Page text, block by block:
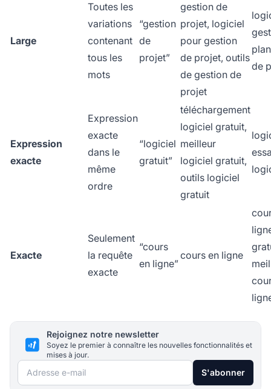
Large
Toutes les
variations
contenant
tous les
mots
“gestion
de
projet”
gestion de
projet, logiciel
pour gestion
de projet, outils
de gestion de
projet
de
Expression
exacte
Expression
exacte
dans le
même
ordre
“logiciel
gratuit”
téléchargement
logiciel gratuit,
meilleur
logiciel gratuit,
outils logiciel
gratuit
Exacte
Seulement
la requête
exacte
“cours
en ligne”
cours en ligne
Rejoignez notre newsletter
Soyez le premier à connaître les nouvelles fonctionnalités et
mises à jour.
Adresse e-mail S'abonner